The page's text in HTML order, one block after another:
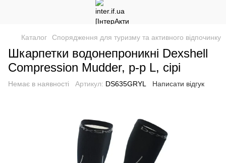
Каталог Спорядження для туризму та активного відпочинку
Шкарпетки водонепроникні Dexshell
Compression Mudder, р-р L, сірі
Немає в наявності Артикул: DS635GRYL Написати відгук